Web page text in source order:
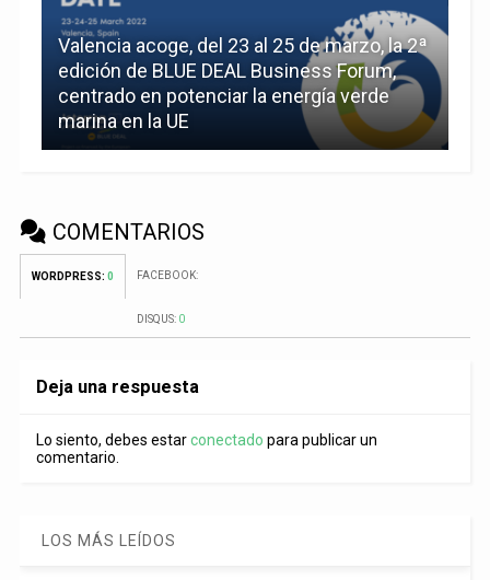
Valencia acoge, del 23 al 25 de marzo, la 2ª
edición de BLUE DEAL Business Forum,
centrado en potenciar la energía verde
marina en la UE
COMENTARIOS
WORDPRESS: 0 FACEBOOK:
DISQUS: 0
Deja una respuesta
Lo siento, debes estarconectado para publicar un
comentario.
LOS MÁS LEÍDOS